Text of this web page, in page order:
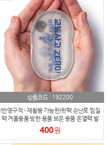
상품코드 : 192200
(반영구적 - 재활용 가능한)핫팩 손난로 찜질
팩 겨울용품 방한 용품 보온 용품 온열팩 발
열 - 타원형
400원